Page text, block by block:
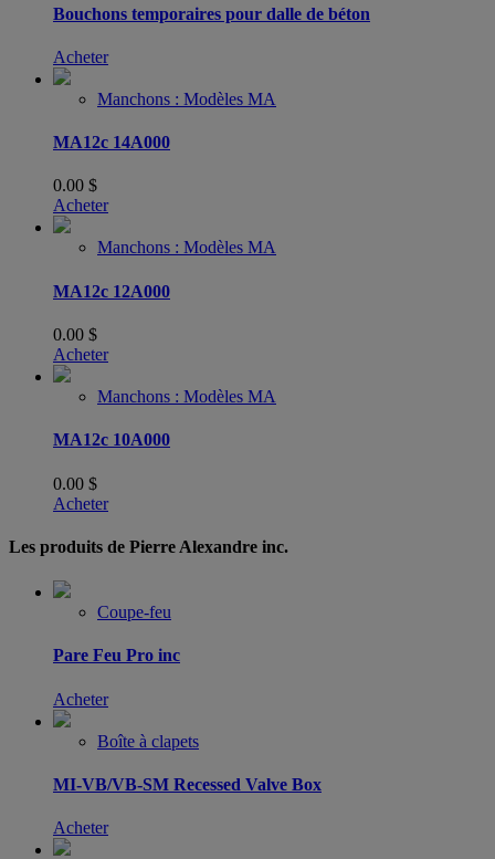
Bouchons temporaires pour dalle de béton
Acheter
Manchons : Modèles MA
MA12c 14A000
0.00 $
Acheter
Manchons : Modèles MA
MA12c 12A000
0.00 $
Acheter
Manchons : Modèles MA
MA12c 10A000
0.00 $
Acheter
Les produits de Pierre Alexandre inc.
Coupe-feu
Pare Feu Pro inc
Acheter
Boîte à clapets
MI-VB/VB-SM Recessed Valve Box
Acheter